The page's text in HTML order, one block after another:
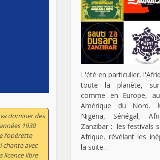
dominer des
1930
l’opérette
chante avec
licence libre
L'été en particulier,
toute la planète,
comme en Europe,
Amérique du Nord.
Nigeria, Sénégal,
Zanzibar : les festivals
Afrique, révélant les
la suite…